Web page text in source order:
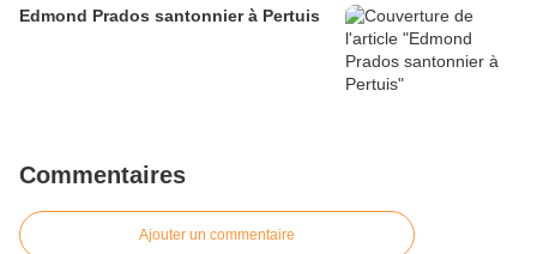
Edmond Prados santonnier à Pertuis
Commentaires
Ajouter un commentaire